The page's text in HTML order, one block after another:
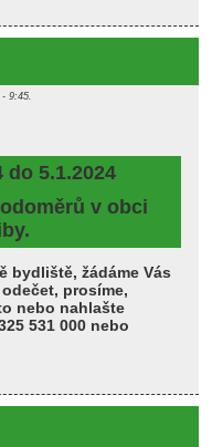
9:45.
do 5.1.2024
v obci
bydliště, žádáme Vás
prosíme,
nebo nahlašte
531 000 nebo